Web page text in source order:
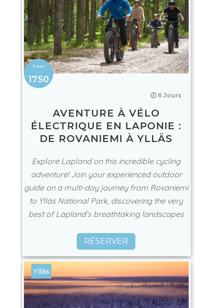
1750
🕖 6 Jours
AVENTURE À VÉLO
ÉLECTRIQUE EN LAPONIE :
DE ROVANIEMI À YLLÄS
Explore Lapland on this incredible cycling
adventure! Join your experienced outdoor
guide on a multi-day journey from Rovaniemi
to Ylläs National Park, discovering the very
best of Lapland’s breathtaking landscapes
RÉSERVER
Ylläs